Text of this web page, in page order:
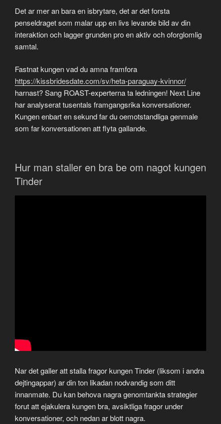
Det ar mer an bara en isbrytare, det ar det forsta
penseldraget som malar upp en livs levande bild av din
interaktion och lagger grunden pro en aktiv och oforglomlig
samtal.
Fastnat kungen vad du amna framfora
https://kissbridesdate.com/sv/heta-paraguay-kvinnor/
harnast? Sang ROAST-experterna ta ledningen! Next Line
har analyserat tusentals framgangsrika konversationer.
Kungen enbart en sekund far du oemotstandliga genmale
som far konversationen att flyta gallande.
Hur man staller en bra be om nagot kungen
Tinder
Nar det galler att stalla fragor kungen Tinder (liksom i andra
dejtingappar) ar din ton likadan nodvandig som ditt
innanmate. Du kan behova nagra genomtankta strategier
forut att ejakulera kungen bra, avsiktliga fragor under
konversationer, och nedan ar blott nagra.